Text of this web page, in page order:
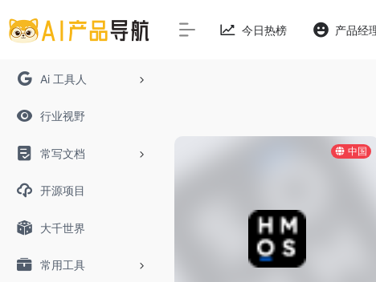
Ai 工具人
行业视野
常写文档
开源项目
大千世界
常用工具
今日热榜 产品经
中国